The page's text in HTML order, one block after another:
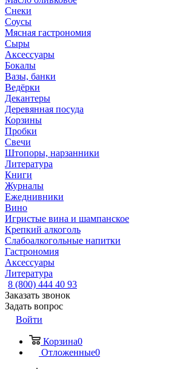
Снеки
Соусы
Мясная гастрономия
Сыры
Аксессуары
Бокалы
Вазы, банки
Ведёрки
Декантеры
Деревянная посуда
Корзины
Пробки
Свечи
Штопоры, нарзанники
Литература
Книги
Журналы
Ежеднивники
Вино
Игристые вина и шампанское
Крепкий алкоголь
Слабоалкогольные напитки
Гастрономия
Аксессуары
Литература
8 (800) 444 40 93
Заказать звонок
Задать вопрос
Войти
Корзина0
Отложенные0